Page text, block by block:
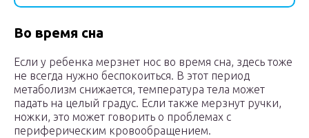
Во время сна
Если у ребенка мерзнет нос во время сна, здесь тоже
не всегда нужно беспокоиться. В этот период
метаболизм снижается, температура тела может
падать на целый градус. Если также мерзнут ручки,
ножки, это может говорить о проблемах с
периферическим кровообращением.